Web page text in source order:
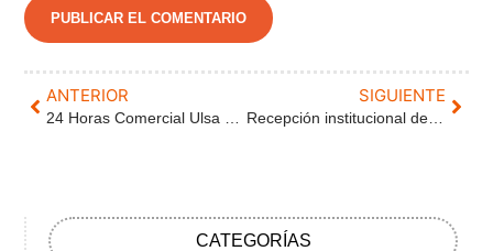
ANTERIOR SIGUIENTE
Recepción institucional del Alcalde de Valladolid a Esclerosis Múltiple Valladolid con motivo de su 30º aniversario.
CATEGORÍAS